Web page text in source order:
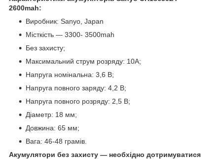
2600mah:
Виробник: Sanyo, Japan
Місткість — 3300- 3500mah
Без захисту;
Максимальний струм розряду: 10A;
Напруга номінальна: 3,6 В;
Напруга повного заряду: 4,2 В;
Напруга повного розряду: 2,5 В;
Діаметр: 18 мм;
Довжина: 65 мм;
Вага: 46-48 грамів.
Акумулятори без захисту — необхідно дотримуватися